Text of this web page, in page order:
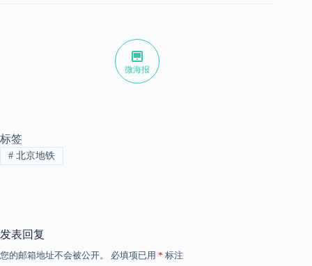
微海报
标签
#北京地铁
发表回复
您的邮箱地址不会被公开。 必填项已用 * 标注